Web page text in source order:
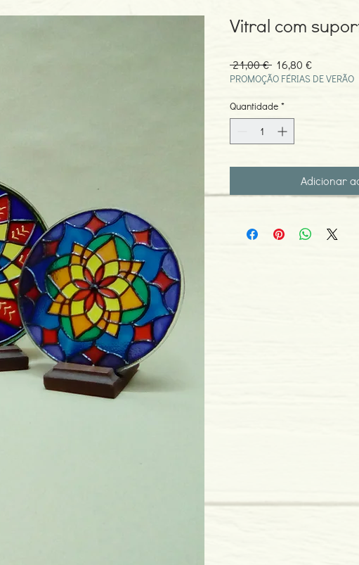
Vitral com
21,00 € Preço
normal
16,80 €Preço
PROMOÇÃO FÉRIAS DE VERÃO
Quantidade *
Adicionar